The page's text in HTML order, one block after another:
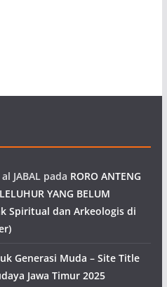
JABAL pada RORO ANTENG
YANG BELUM
Spiritual dan Arkeologis di
Generasi Muda – Site Title
Jawa Timur 2025